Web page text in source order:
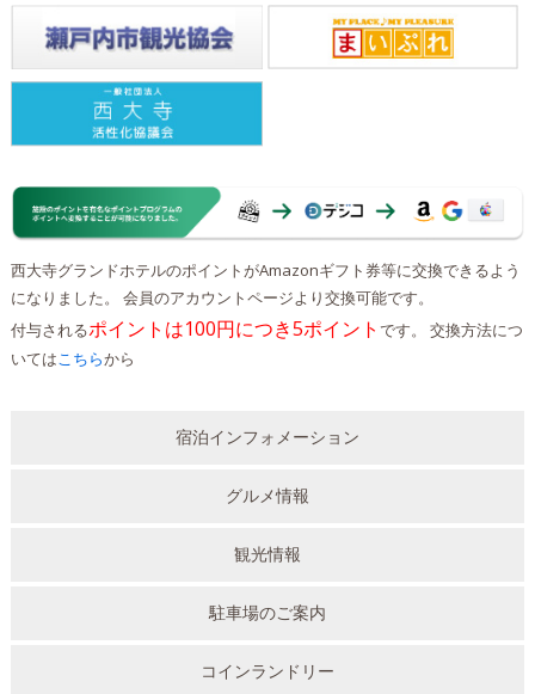
西大寺グランドホテルのポイントがAmazonギフト券等に交換できるよう
になりました。 会員のアカウントページより交換可能です。
付与されるポイントは100円につき5ポイント です。 交換方法につ
いてはこちらから
宿泊インフォメーション
グルメ情報
観光情報
駐車場のご案内
コインランドリー